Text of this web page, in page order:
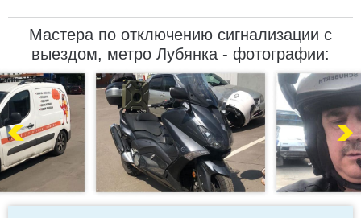
Мастера по отключению сигнализации с
выездом, метро Лубянка - фотографии: